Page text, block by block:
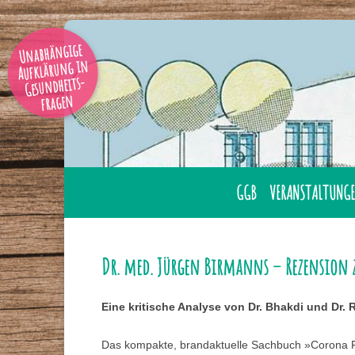
Unabhängige
Aufklärung in
Gesundheits-
fragen
GGB
IHRER NÄHE
LAHNSTEIN
Dr. med. Jürgen Birmanns – Rezension
Eine kritische Analyse von Dr. Bhakdi und Dr.
Das kompakte, brandaktuelle Sachbuch »Corona